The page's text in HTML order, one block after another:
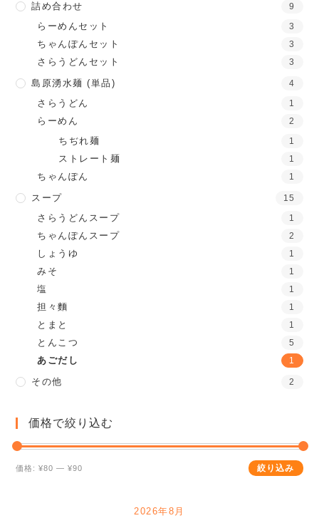
詰め合わせ 9
らーめんセット 3
ちゃんぽんセット 3
さらうどんセット 3
島原湧水麺 (単品) 4
さらうどん 1
らーめん 2
ちぢれ麺 1
ストレート麺 1
ちゃんぽん 1
スープ 15
さらうどんスープ 1
ちゃんぽんスープ 2
しょうゆ 1
みそ 1
塩 1
担々麵 1
とまと 1
とんこつ 5
あごだし 1
その他 2
価格で絞り込む
絞り込み
価格:¥80 —¥90
2026年8月